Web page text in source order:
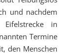
und nachdem
in
Termine
den Menschen